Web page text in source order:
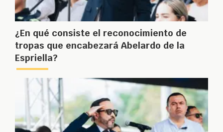
¿En qué consiste el reconocimiento de
tropas que encabezará Abelardo de la
Espriella?